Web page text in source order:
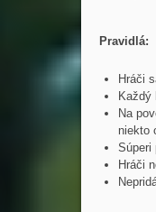
Pravidlá:
Hráči
Každý
Na
niekto
Súperi
Hráči